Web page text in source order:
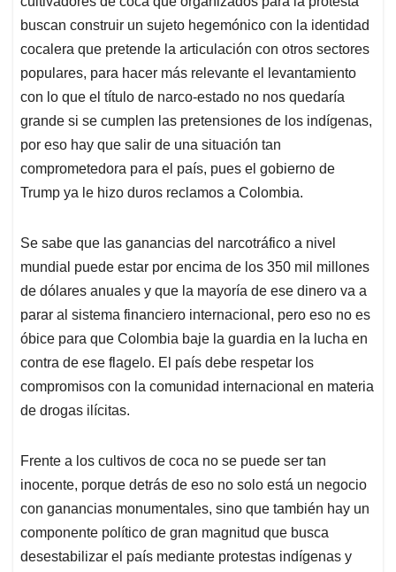
buscan construir un sujeto hegemónico con la identidad
cocalera que pretende la articulación con otros sectores
populares, para hacer más relevante el levantamiento
con lo que el título de narco-estado no nos quedaría
grande si se cumplen las pretensiones de los indígenas,
por eso hay que salir de una situación tan
comprometedora para el país, pues el gobierno de
Trump ya le hizo duros reclamos a Colombia.
Se sabe que las ganancias del narcotráfico a nivel
mundial puede estar por encima de los 350 mil millones
de dólares anuales y que la mayoría de ese dinero va a
parar al sistema financiero internacional, pero eso no es
óbice para que Colombia baje la guardia en la lucha en
contra de ese flagelo. El país debe respetar los
compromisos con la comunidad internacional en materia
de drogas ilícitas.
Frente a los cultivos de coca no se puede ser tan
inocente, porque detrás de eso no solo está un negocio
con ganancias monumentales, sino que también hay un
componente político de gran magnitud que busca
desestabilizar el país mediante protestas indígenas y